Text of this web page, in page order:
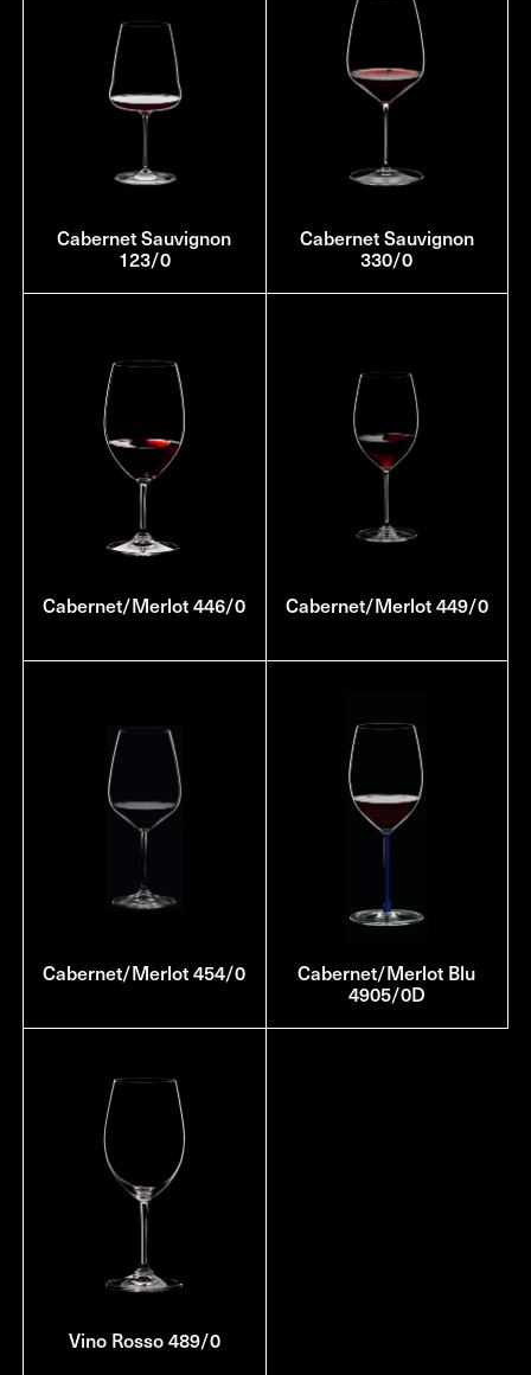
Cabernet Sauvignon
123/0
Cabernet Sauvignon
330/0
Cabernet/Merlot 446/0 Cabernet/Merlot 449/0
Cabernet/Merlot 454/0 Cabernet/Merlot Blu
4905/0D
Vino Rosso 489/0